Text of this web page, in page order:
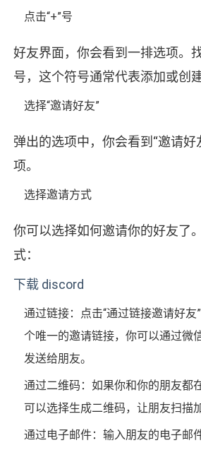
点击“+”号
好友界面，你会看到一排选项。
号，这个符号通常代表添加或创建
选择“邀请好友”
弹出的选项中，你会看到“邀请好
项。
选择邀请方式
你可以选择如何邀请你的好友了
式：
下载 discord
通过链接：点击“通过链接邀请好友
个唯一的邀请链接，你可以通过微
发送给朋友。
通过二维码：如果你和你的朋友都
可以选择生成二维码，让朋友扫描
通过电子邮件：输入朋友的电子邮